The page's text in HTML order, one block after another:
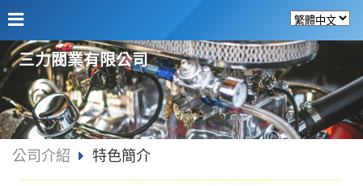
三力閥業有限公司
公司介紹 特色簡介